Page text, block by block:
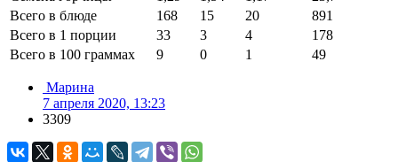
Всего в блюде
168 15 20
891
Всего в 1 порции
33 3 4
178
Всего в 100 граммах
9 0 1 49
Марина
7 апреля 2020, 13:23
3309